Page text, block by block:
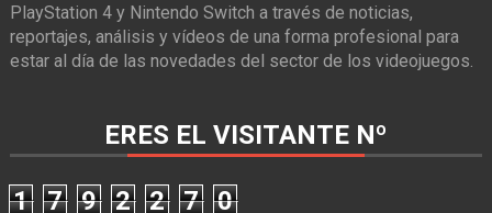
PlayStation 4 y Nintendo Switch a través de noticias,
reportajes, análisis y vídeos de una forma profesional para
estar al día de las novedades del sector de los videojuegos.
ERES EL VISITANTE Nº
1 7 9 2 2 7 0